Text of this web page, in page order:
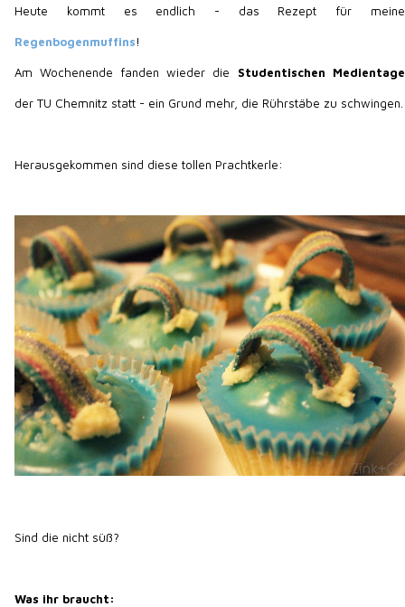
Heute kommt es endlich - das Rezept für meine
Regenbogenmuffins!
Am Wochenende fanden wieder die Studentischen Medientage
der TU Chemnitz statt - ein Grund mehr, die Rührstäbe zu schwingen.
Herausgekommen sind diese tollen Prachtkerle:
Sind die nicht süß?
Was ihr braucht: